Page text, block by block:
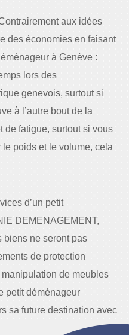
aux idées
des économies en faisant
à Genève :
lors des
genevois, surtout si
à l’autre bout de la
de fatigue, surtout si vous
le poids et le volume, cela
d’un petit
DEMENAGEMENT,
biens ne seront pas
de protection
de meubles
petit déménageur
sa future destination avec